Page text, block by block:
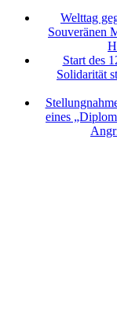
Welttag
Souveränen
Start des
Solidarität
eines